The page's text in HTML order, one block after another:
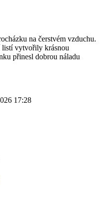
na čerstvém vzduchu.
listí vytvořily krásnou
přinesl dobrou náladu
17:28